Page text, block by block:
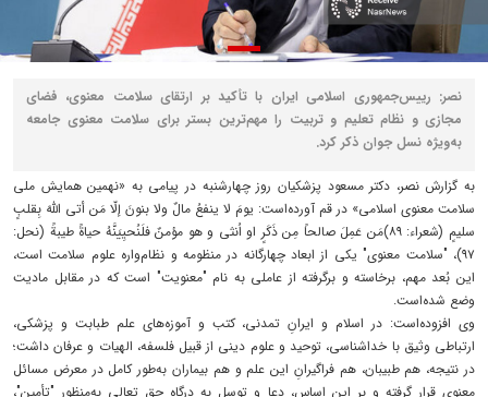
نصر: رییس‌جمهوری اسلامی ایران با تأکید بر ارتقای سلامت معنوی، فضای
مجازی و نظام تعلیم و تربیت را مهم‌ترین بستر برای سلامت معنوی جامعه
به‌ویژه نسل جوان ذکر کرد.
به گزارش نصر، دکتر مسعود پزشکیان روز چهارشنبه در پیامی به «نهمین همایش ملی
سلامت معنوی اسلامی» در قم آورده‌است: یومَ لا ینفعُ مالٌ ولا بنونَ إلّا مَن أتی اللهَ بِقلبٍ
سلیمٍ (شعراء: ۸۹)مَن عَمِلَ صالحاً مِن ذَکَرٍ او اُنثی و هو مؤمنٌ فلَنُحیِیَنَّهُ حیاةً طیبةً (نحل:
۹۷)، "سلامت معنوی" یکی از ابعاد چهارگانه در منظومه و نظام‌واره علوم سلامت است،
این بُعد مهم، برخاسته و برگرفته از عاملی به نام "معنویت" است که در مقابل مادیت
وضع شده‌است.
وی افزوده‌است: در اسلام و ایرانِ تمدنی، کتب و آموزه‌های علم طبابت و پزشکی،
ارتباطی وثیق با خداشناسی، توحید و علوم دینی از قبیل فلسفه، الهیات و عرفان داشت؛
در نتیجه، هم طبیبان، هم فراگیرانِ این علم و هم بیماران به‌طور کامل در معرض مسائل
معنوی قرار گرفته و بر این اساس، دعا و توسل به درگاه حق تعالی به‌منظور "تأمین"،